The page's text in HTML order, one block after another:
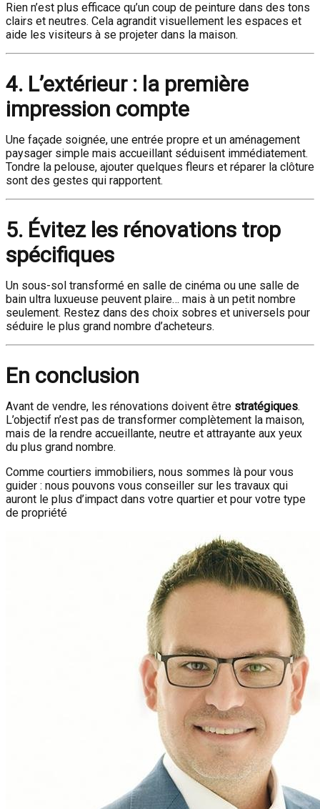
Rien n’est plus efficace qu’un coup de peinture dans des tons
clairs et neutres. Cela agrandit visuellement les espaces et
aide les visiteurs à se projeter dans la maison.
4. L’extérieur : la première
impression compte
Une façade soignée, une entrée propre et un aménagement
paysager simple mais accueillant séduisent immédiatement.
Tondre la pelouse, ajouter quelques fleurs et réparer la clôture
sont des gestes qui rapportent.
5. Évitez les rénovations trop
spécifiques
Un sous-sol transformé en salle de cinéma ou une salle de
bain ultra luxueuse peuvent plaire… mais à un petit nombre
seulement. Restez dans des choix sobres et universels pour
séduire le plus grand nombre d’acheteurs.
En conclusion
Avant de vendre, les rénovations doivent être stratégiques.
L’objectif n’est pas de transformer complètement la maison,
mais de la rendre accueillante, neutre et attrayante aux yeux
du plus grand nombre.
Comme courtiers immobiliers, nous sommes là pour vous
guider : nous pouvons vous conseiller sur les travaux qui
auront le plus d’impact dans votre quartier et pour votre type
de propriété